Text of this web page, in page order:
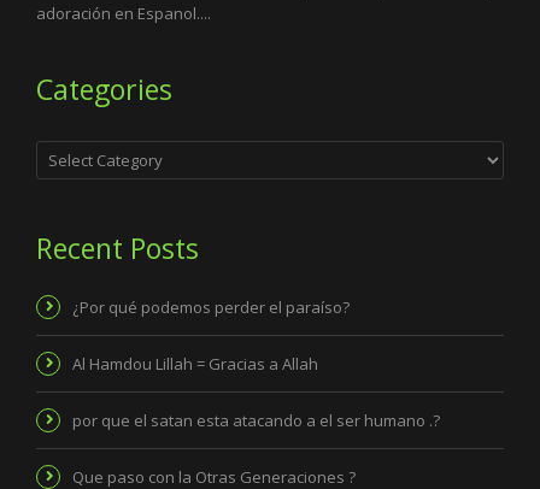
adoración en Espanol....
Categories
Categories
Recent Posts
¿Por qué podemos perder el paraíso?
Al Hamdou Lillah = Gracias a Allah
por que el satan esta atacando a el ser humano .?
Que paso con la Otras Generaciones ?